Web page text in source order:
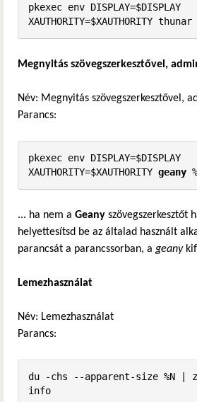
pkexec env DISPLAY=$DISPLAY
XAUTHORITY=$XAUTHORITY thunar
Megnyitás szövegszerkesztővel,
Név: Megnyitás szövegszerkesztővel,
Parancs:
pkexec env DISPLAY=$DISPLAY
XAUTHORITY=$XAUTHORITY geany
... ha nem a Geany szövegszerkesztőt
helyettesítsd be az általad használt
parancsát a parancssorban, a geany
Lemezhasználat
Név: Lemezhasználat
Parancs:
du -chs --apparent-size %N
info